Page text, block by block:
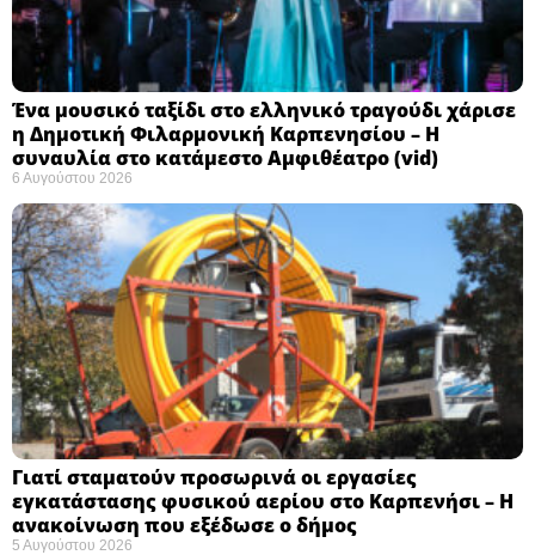
Ένα μουσικό ταξίδι στο ελληνικό τραγούδι χάρισε
η Δημοτική Φιλαρμονική Καρπενησίου – Η
συναυλία στο κατάμεστο Αμφιθέατρο (vid)
6 Αυγούστου 2026
Γιατί σταματούν προσωρινά οι εργασίες
εγκατάστασης φυσικού αερίου στο Καρπενήσι – Η
ανακοίνωση που εξέδωσε ο δήμος
5 Αυγούστου 2026